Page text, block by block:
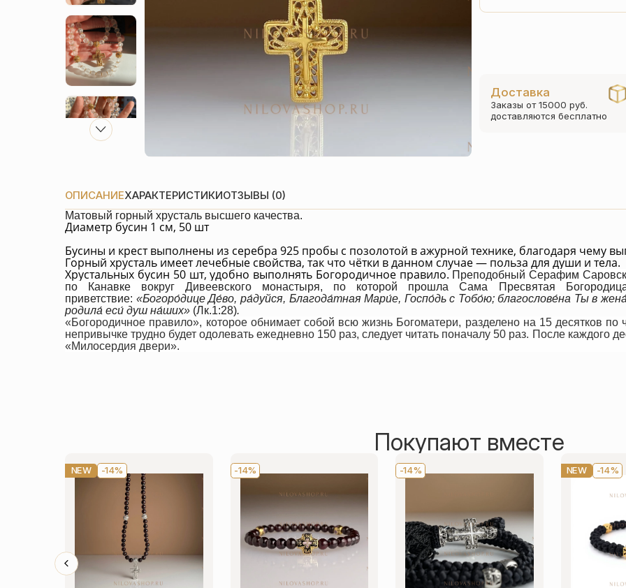
Доставка
Заказы от 15000 руб.
доставляются бесплатно
ОПИСАНИЕХАРАКТЕРИСТИКИОТЗЫВЫ (0)
Матовый горный хрусталь высшего качества.
Диаметр бусин 1 см, 50 шт
Бусины и крест выполнены из серебра 925 пробы с позолотой в ажурной технике, благодаря чему
Горный хрусталь имеет лечебные свойства, так что чётки в данном случае — польза для души и тела.
Хрустальных бусин 50 шт, удобно выполнять Богородичное правило. Преподобный Серафим
по Канавке вокруг Дивеевского монастыря, по которой прошла Сама Пресвятая
приветствие: «Богоро́дице Де́во, ра́дуйся, Благода́тная Мари́е, Госпо́дь с Тобо́ю; благослове́на Ты в
родила́ еси́ душ на́ших» (Лк.1:28).
«Богородичное правило», которое обнимает собой всю жизнь Богоматери, разделено на 15 десятков
непривычке трудно будет одолевать ежедневно 150 раз, следует читать поначалу 50 раз. После каждого
«Милосердия двери».
Покупают вместе
NEW -14% -14% -14% NEW -14%